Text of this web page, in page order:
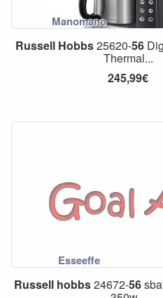
Russell Hobbs25620-56
Thermal...
245,99€
Russell hobbs24672-56